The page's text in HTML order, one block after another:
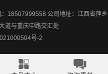
18507999558 公司地址：江西省萍乡
道与重庆中路交汇处
号-2